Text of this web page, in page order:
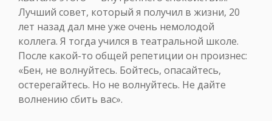
Лучший совет, который я получил в жизни, 20
лет назад дал мне уже очень немолодой
коллега. Я тогда учился в театральной школе.
После какой-то общей репетиции он произнес:
«Бен, не волнуйтесь. Бойтесь, опасайтесь,
остерегайтесь. Но не волнуйтесь. Не дайте
волнению сбить вас».